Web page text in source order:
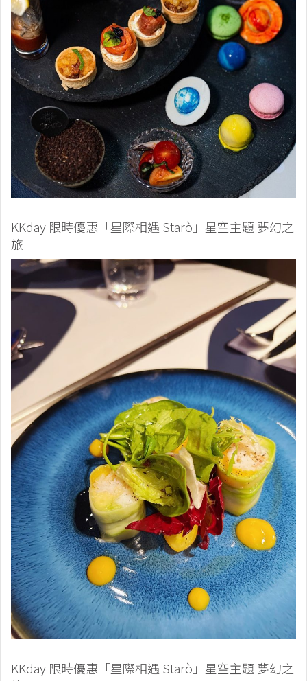
KKday 限時優惠「星際相遇 Starò」星空主題 夢幻之
旅
KKday 限時優惠「星際相遇 Starò」星空主題 夢幻之